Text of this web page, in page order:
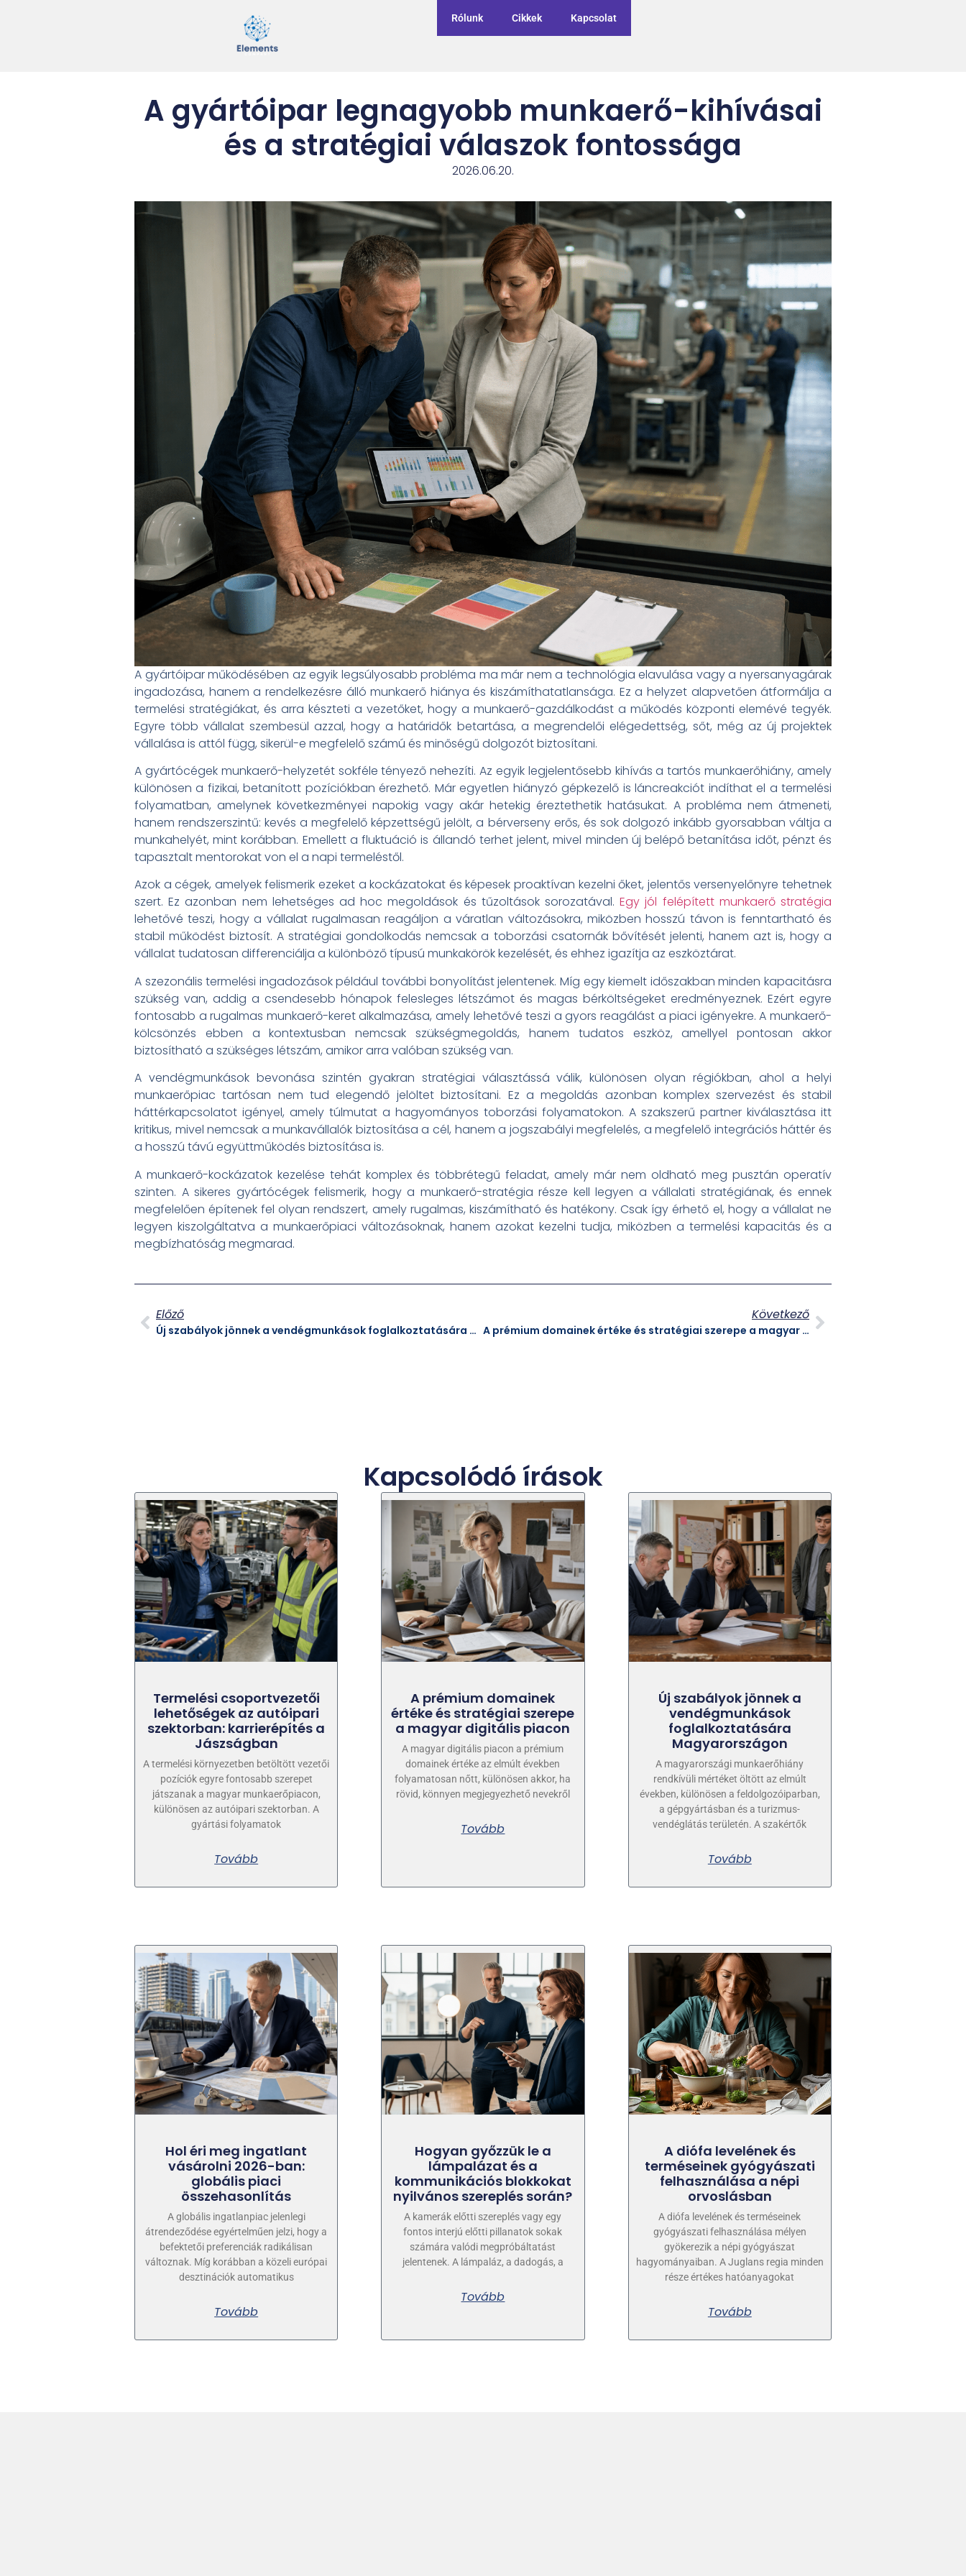
Rólunk Cikkek Kapcsolat
A gyártóipar legnagyobb munkaerő-kihívásai
és a stratégiai válaszok fontossága
2026.06.20.
A gyártóipar működésében az egyik legsúlyosabb probléma ma már nem a technológia elavulása vagy a nyersanyagárak
ingadozása, hanem a rendelkezésre álló munkaerő hiánya és kiszámíthatatlansága. Ez a helyzet alapvetően átformálja a
termelési stratégiákat, és arra készteti a vezetőket, hogy a munkaerő-gazdálkodást a működés központi elemévé tegyék.
Egyre több vállalat szembesül azzal, hogy a határidők betartása, a megrendelői elégedettség, sőt, még az új projektek
vállalása is attól függ, sikerül-e megfelelő számú és minőségű dolgozót biztosítani.
A gyártócégek munkaerő-helyzetét sokféle tényező nehezíti. Az egyik legjelentősebb kihívás a tartós munkaerőhiány, amely
különösen a fizikai, betanított pozíciókban érezhető. Már egyetlen hiányzó gépkezelő is láncreakciót indíthat el a termelési
folyamatban, amelynek következményei napokig vagy akár hetekig éreztethetik hatásukat. A probléma nem átmeneti,
hanem rendszerszintű: kevés a megfelelő képzettségű jelölt, a bérverseny erős, és sok dolgozó inkább gyorsabban váltja a
munkahelyét, mint korábban. Emellett a fluktuáció is állandó terhet jelent, mivel minden új belépő betanítása időt, pénzt és
tapasztalt mentorokat von el a napi termeléstől.
Azok a cégek, amelyek felismerik ezeket a kockázatokat és képesek proaktívan kezelni őket, jelentős versenyelőnyre tehetnek
szert. Ez azonban nem lehetséges ad hoc megoldások és tűzoltások sorozatával.Egy jól felépített munkaerő stratégia
lehetővé teszi, hogy a vállalat rugalmasan reagáljon a váratlan változásokra, miközben hosszú távon is fenntartható és
stabil működést biztosít. A stratégiai gondolkodás nemcsak a toborzási csatornák bővítését jelenti, hanem azt is, hogy a
vállalat tudatosan differenciálja a különböző típusú munkakörök kezelését, és ehhez igazítja az eszköztárat.
A szezonális termelési ingadozások például további bonyolítást jelentenek. Míg egy kiemelt időszakban minden kapacitásra
szükség van, addig a csendesebb hónapok felesleges létszámot és magas bérköltségeket eredményeznek. Ezért egyre
fontosabb a rugalmas munkaerő-keret alkalmazása, amely lehetővé teszi a gyors reagálást a piaci igényekre. A munkaerő-
kölcsönzés ebben a kontextusban nemcsak szükségmegoldás, hanem tudatos eszköz, amellyel pontosan akkor
biztosítható a szükséges létszám, amikor arra valóban szükség van.
A vendégmunkások bevonása szintén gyakran stratégiai választássá válik, különösen olyan régiókban, ahol a helyi
munkaerőpiac tartósan nem tud elegendő jelöltet biztosítani. Ez a megoldás azonban komplex szervezést és stabil
háttérkapcsolatot igényel, amely túlmutat a hagyományos toborzási folyamatokon. A szakszerű partner kiválasztása itt
kritikus, mivel nemcsak a munkavállalók biztosítása a cél, hanem a jogszabályi megfelelés, a megfelelő integrációs háttér és
a hosszú távú együttműködés biztosítása is.
A munkaerő-kockázatok kezelése tehát komplex és többrétegű feladat, amely már nem oldható meg pusztán operatív
szinten. A sikeres gyártócégek felismerik, hogy a munkaerő-stratégia része kell legyen a vállalati stratégiának, és ennek
megfelelően építenek fel olyan rendszert, amely rugalmas, kiszámítható és hatékony. Csak így érhető el, hogy a vállalat ne
legyen kiszolgáltatva a munkaerőpiaci változásoknak, hanem azokat kezelni tudja, miközben a termelési kapacitás és a
megbízhatóság megmarad.
Előző
Új szabályok jönnek a vendégmunkások foglalkoztatására Magyarországon
Következő
A prémium domainek értéke és stratégiai szerepe a magyar digitális piacon
Kapcsolódó írások
Termelési csoportvezetői
lehetőségek az autóipari
szektorban: karrierépítés a
Jászságban
A termelési környezetben betöltött vezetői
pozíciók egyre fontosabb szerepet
játszanak a magyar munkaerőpiacon,
különösen az autóipari szektorban. A
gyártási folyamatok
Tovább
A prémium domainek
értéke és stratégiai szerepe
a magyar digitális piacon
A magyar digitális piacon a prémium
domainek értéke az elmúlt években
folyamatosan nőtt, különösen akkor, ha
rövid, könnyen megjegyezhető nevekről
Tovább
Új szabályok jönnek a
vendégmunkások
foglalkoztatására
Magyarországon
A magyarországi munkaerőhiány
rendkívüli mértéket öltött az elmúlt
években, különösen a feldolgozóiparban,
a gépgyártásban és a turizmus-
vendéglátás területén. A szakértők
Tovább
Hol éri meg ingatlant
vásárolni 2026-ban:
globális piaci
összehasonlítás
A globális ingatlanpiac jelenlegi
átrendeződése egyértelműen jelzi, hogy a
befektetői preferenciák radikálisan
változnak. Míg korábban a közeli európai
desztinációk automatikus
Tovább
Hogyan győzzük le a
lámpalázat és a
kommunikációs blokkokat
nyilvános szereplés során?
A kamerák előtti szereplés vagy egy
fontos interjú előtti pillanatok sokak
számára valódi megpróbáltatást
jelentenek. A lámpaláz, a dadogás, a
Tovább
A diófa levelének és
terméseinek gyógyászati
felhasználása a népi
orvoslásban
A diófa levelének és terméseinek
gyógyászati felhasználása mélyen
gyökerezik a népi gyógyászat
hagyományaiban. A Juglans regia minden
része értékes hatóanyagokat
Tovább